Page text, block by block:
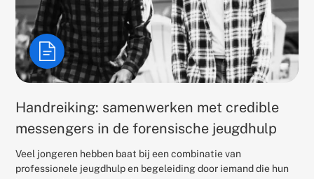
Handreiking: samenwerken met credible
messengers in de forensische jeugdhulp
Veel jongeren hebben baat bij een combinatie van
professionele jeugdhulp en begeleiding door iemand die hun